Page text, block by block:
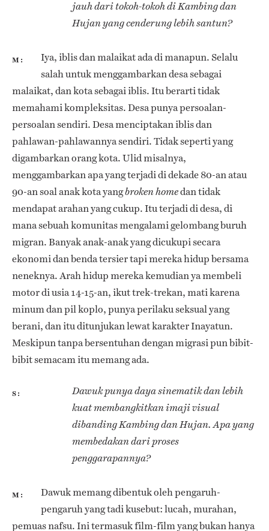
jauh dari tokoh-tokoh di Kambing dan
Hujan yang cenderung lebih santun?
M
Iya, iblis dan malaikat ada di manapun. Selalu
salah untuk menggambarkan desa sebagai
malaikat, dan kota sebagai iblis. Itu berarti tidak
memahami kompleksitas. Desa punya persoalan-
persoalan sendiri. Desa menciptakan iblis dan
pahlawan-pahlawannya sendiri. Tidak seperti yang
digambarkan orang kota. Ulid misalnya,
menggambarkan apa yang terjadi di dekade 80-an atau
90-an soal anak kota yangbroken homedan tidak
mendapat arahan yang cukup. Itu terjadi di desa, di
mana sebuah komunitas mengalami gelombang buruh
migran. Banyak anak-anak yang dicukupi secara
ekonomi dan benda tersier tapi mereka hidup bersama
neneknya. Arah hidup mereka kemudian ya membeli
motor di usia 14-15-an, ikut trek-trekan, mati karena
minum dan pil koplo, punya perilaku seksual yang
berani, dan itu ditunjukan lewat karakter Inayatun.
Meskipun tanpa bersentuhan dengan migrasi pun bibit-
bibit semacam itu memang ada.
S
Dawuk punya daya sinematik dan lebih
kuat membangkitkan imaji visual
dibanding Kambing dan Hujan. Apa yang
membedakan dari proses
penggarapannya?
M
Dawuk memang dibentuk oleh pengaruh-
pengaruh yang tadi kusebut: lucah, murahan,
pemuas nafsu. Ini termasuk film-film yang bukan hanya